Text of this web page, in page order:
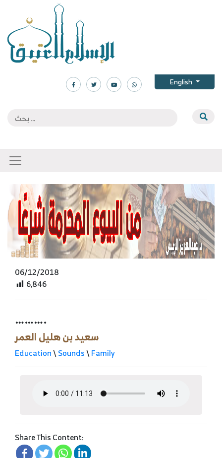
English
06/12/2018
6,846
……….
سعيد بن هليل العمر
Education\Sounds\Family
Share This Content: